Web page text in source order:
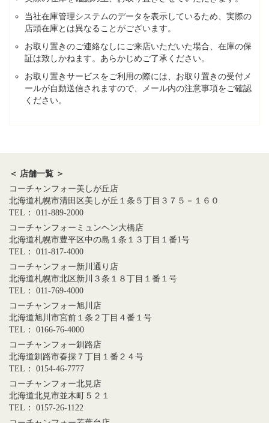
当社在庫管理システムのデータを表示しているため、実際の
店頭在庫とは異なることがございます。
お取り置きのご連絡なしにご来店いただいた場合、在庫の保
証は致しかねます。あらかじめご了承ください。
お取り置きサービスをご利用の際には、お取り置きの受付メ
ールが自動送信されますので、メール内の注意事項をご確認
ください。
＜ 店舗一覧 ＞
コーチャンフォー美しが丘店
北海道札幌市清田区美しが丘１条５丁目３７５－１６０
TEL： 011-889-2000
コーチャンフォーミュンヘン大橋店
北海道札幌市豊平区中の島１条１３丁目１番1号
TEL： 011-817-4000
コーチャンフォー新川通り店
北海道札幌市北区新川３条１８丁目１番１号
TEL： 011-769-4000
コーチャンフォー旭川店
北海道旭川市宮前１条２丁目４番１号
TEL： 0166-76-4000
コーチャンフォー釧路店
北海道釧路市春採７丁目１番２４号
TEL： 0154-46-7777
コーチャンフォー北見店
北海道北見市並木町５２１
TEL： 0157-26-1122